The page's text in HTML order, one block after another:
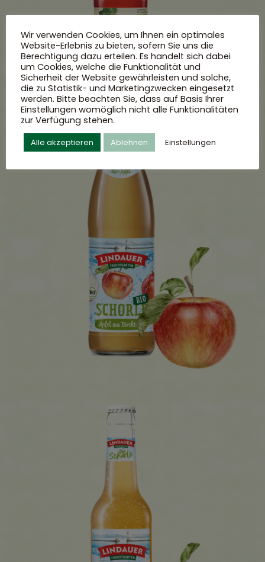
Wir verwenden Cookies, um Ihnen ein optimales
Website-Erlebnis zu bieten, sofern Sie uns die
Berechtigung dazu erteilen. Es handelt sich dabei
um Cookies, welche die Funktionalität und
Sicherheit der Website gewährleisten und solche,
die zu Statistik- und Marketingzwecken eingesetzt
werden. Bitte beachten Sie, dass auf Basis Ihrer
Einstellungen womöglich nicht alle Funktionalitäten
zur Verfügung stehen.
Alle akzeptieren Ablehnen Einstellungen